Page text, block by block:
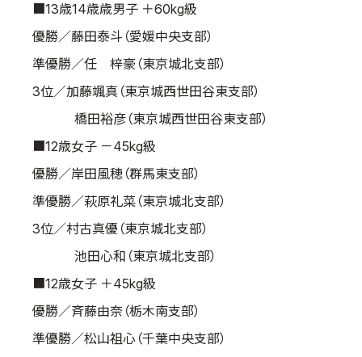
■13歳14歳歳男子 ＋60kg級
優勝／藤田泰斗（愛媛中央支部）
準優勝／任 梓豪（東京城北支部）
3位／加藤颯真（東京城西世田谷東支部）
橋田裕彦（東京城西世田谷東支部）
■12歳女子 －45kg級
優勝／岸田風穂（群馬東支部）
準優勝／萩原礼菜（東京城北支部）
3位／村古真優（東京城北支部）
池田心和（東京城北支部）
■12歳女子 ＋45kg級
優勝／斉藤由奈（栃木南支部）
準優勝／松山祖心（千葉中央支部）